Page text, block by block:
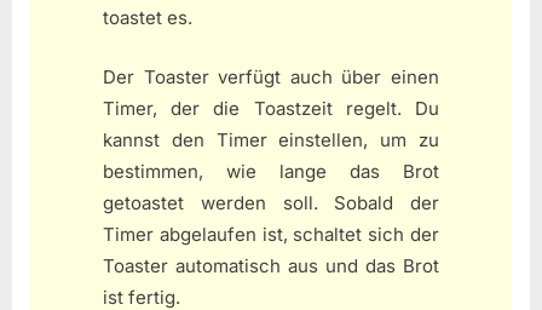
toastet es.
Der Toaster verfügt auch über einen
Timer, der die Toastzeit regelt. Du
kannst den Timer einstellen, um zu
bestimmen, wie lange das Brot
getoastet werden soll. Sobald der
Timer abgelaufen ist, schaltet sich der
Toaster automatisch aus und das Brot
ist fertig.